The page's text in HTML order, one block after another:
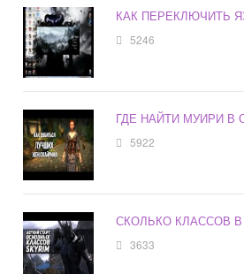
КАК ПЕРЕКЛЮЧИТЬ
5246
ГДЕ НАЙТИ МУИРИ В
5922
СКОЛЬКО КЛАССОВ
3633